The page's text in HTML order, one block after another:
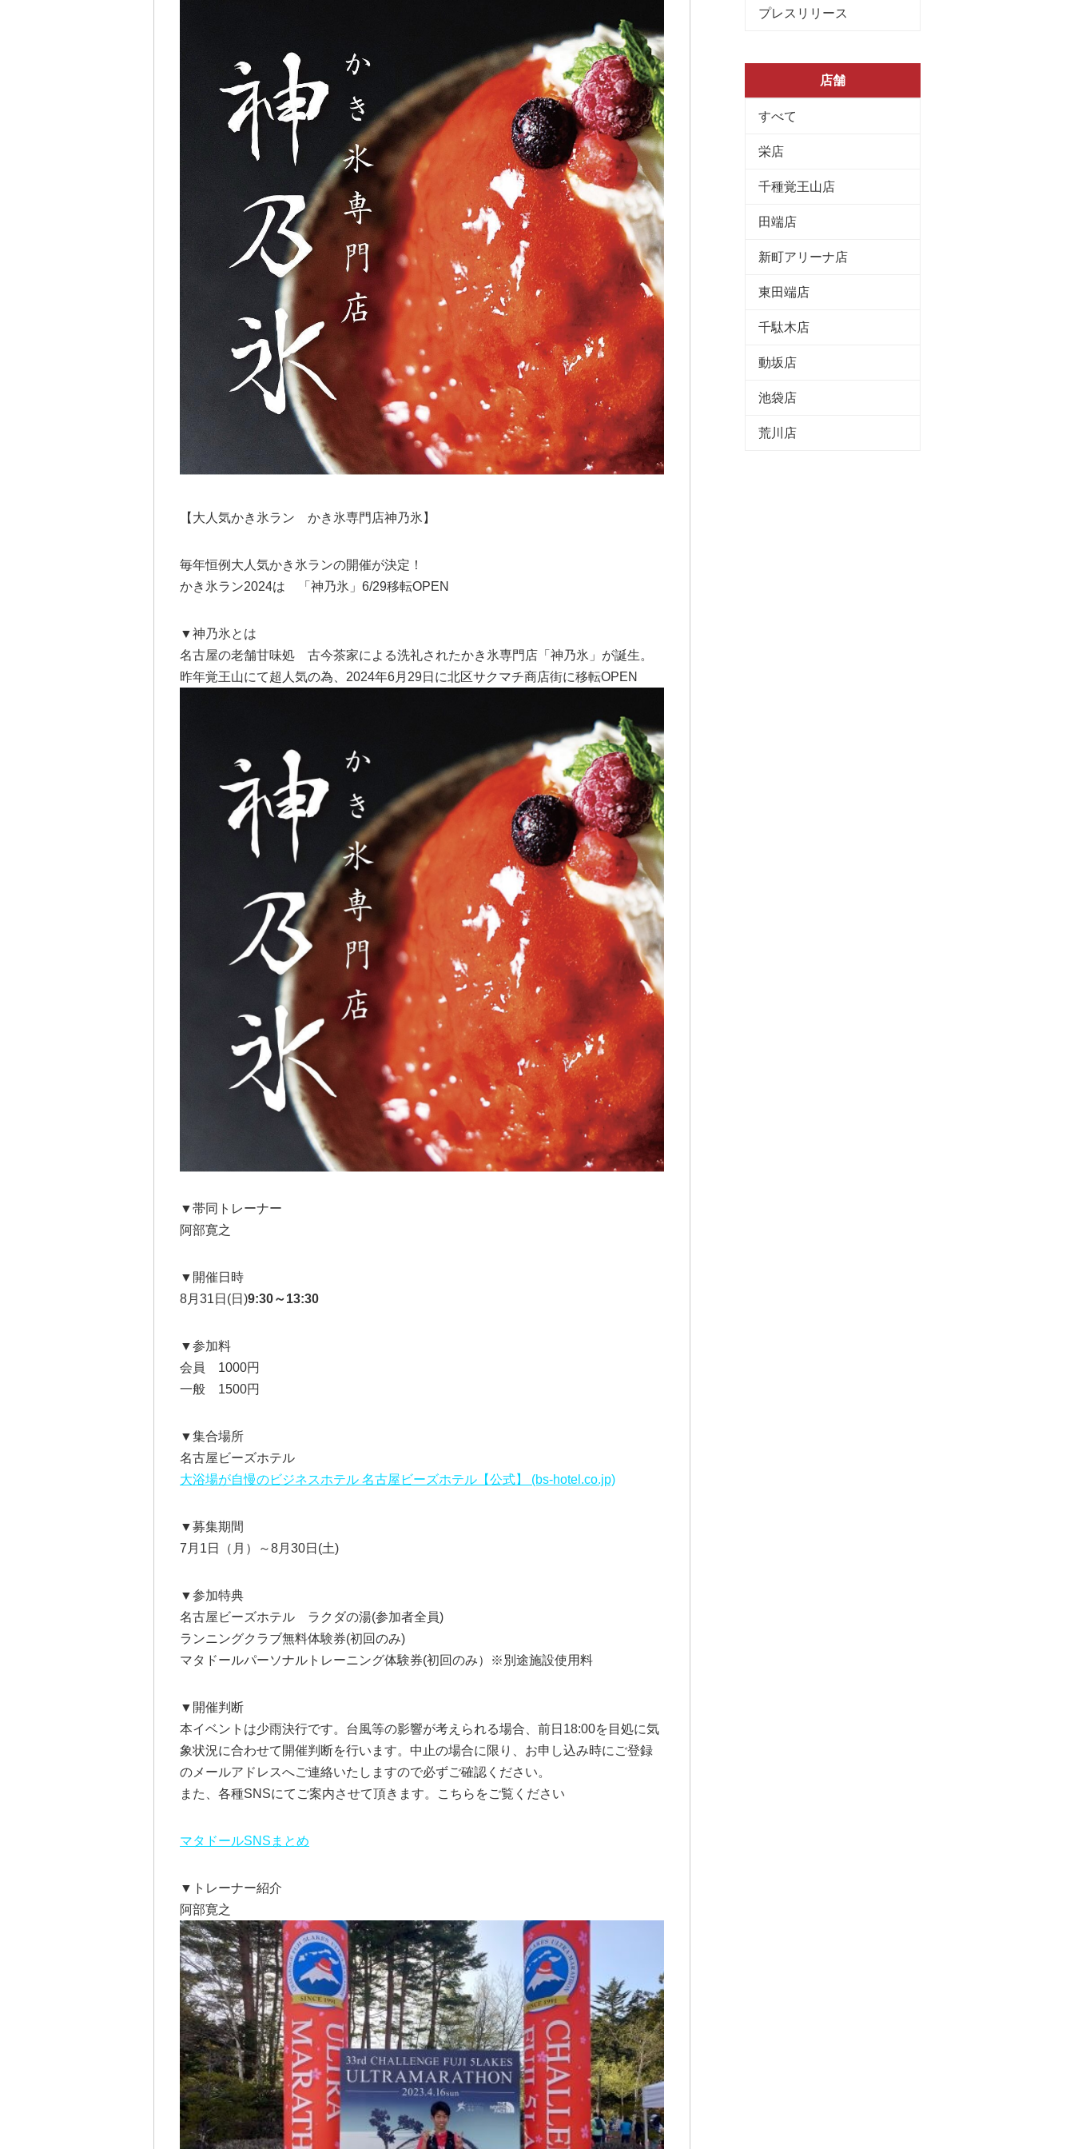
【大人気かき氷ラン かき氷専門店神乃氷】
毎年恒例大人気かき氷ランの開催が決定！
かき氷ラン2024は 「神乃氷」6/29移転OPEN
▼神乃氷とは
名古屋の老舗甘味処 古今茶家による洗礼されたかき氷専門店「神乃氷」が誕生。
昨年覚王山にて超人気の為、2024年6月29日に北区サクマチ商店街に移転OPEN
▼帯同トレーナー
阿部寛之
▼開催日時
8月31日(日)9:30～13:30
▼参加料
会員 1000円
一般 1500円
▼集合場所
名古屋ビーズホテル
大浴場が自慢のビジネスホテル 名古屋ビーズホテル【公式】 (bs-hotel.co.jp)
▼募集期間
7月1日（月）～8月30日(土)
▼参加特典
名古屋ビーズホテル ラクダの湯(参加者全員)
ランニングクラブ無料体験券(初回のみ)
マタドールパーソナルトレーニング体験券(初回のみ）※別途施設使用料
▼開催判断
本イベントは少雨決行です。台風等の影響が考えられる場合、前日18:00を目処に気
象状況に合わせて開催判断を行います。中止の場合に限り、お申し込み時にご登録
のメールアドレスへご連絡いたしますので必ずご確認ください。
また、各種SNSにてご案内させて頂きます。こちらをご覧ください
マタドールSNSまとめ
▼トレーナー紹介
阿部寛之
プレスリリース
店舗
すべて
栄店
千種覚王山店
田端店
新町アリーナ店
東田端店
千駄木店
動坂店
池袋店
荒川店